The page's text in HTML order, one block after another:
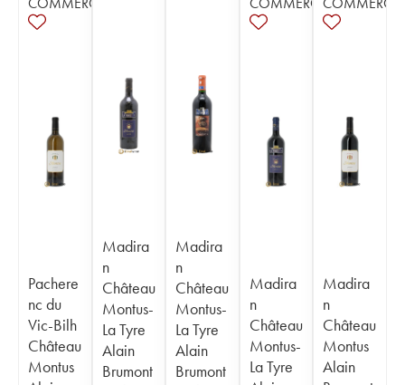
Pachere
nc du
Vic-Bilh
Château
Montus
Madira
n
Château
Montus-
La Tyre
Alain
Brumont
Madira
n
Château
Montus-
La Tyre
Alain
Brumont
Madira
n
Château
Montus-
La Tyre
Madira
n
Château
Montus
Alain